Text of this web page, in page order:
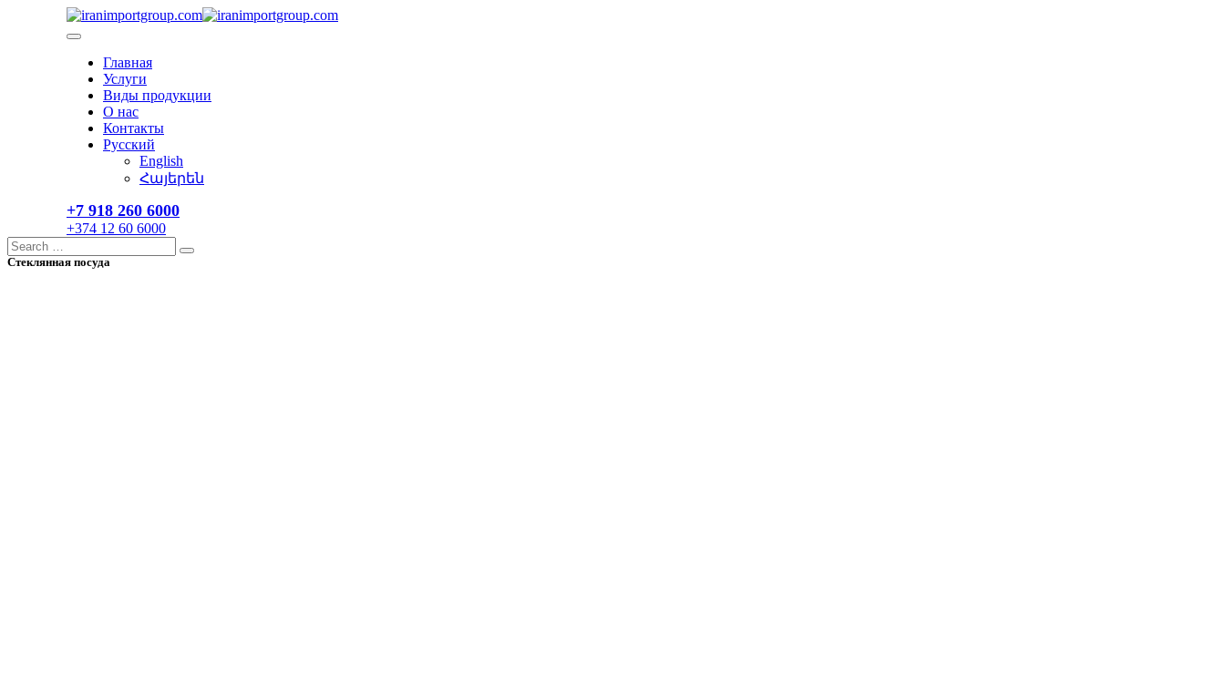
Главная
Услуги
Виды продукции
О нас
Контакты
Русский
English
Հայերեն
+7 918 260 6000​
+374 12 60 6000
Search
for:
Search
Стеклянная посуда